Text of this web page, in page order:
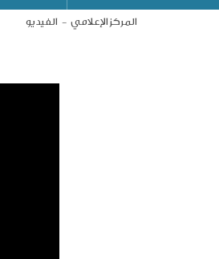
المركز الإعلامي الفيديو